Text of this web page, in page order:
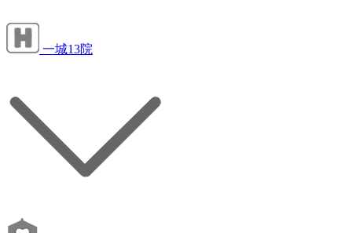
一城13院